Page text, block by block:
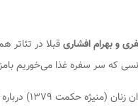
و بهرام افشاریقبلا در تئاتر
که سر سفره غذا می‌خوریم
زنان (منیژه حکمت ۱۳۷۹)